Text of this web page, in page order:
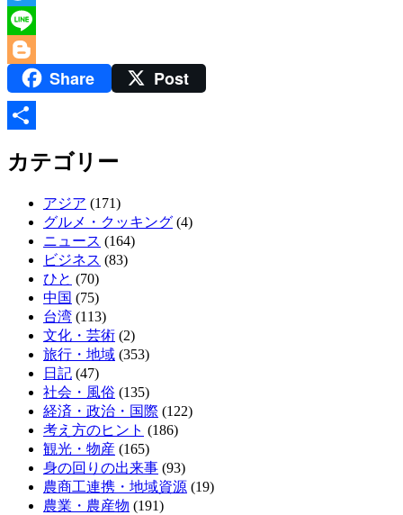
Twitter
Line
BloggerShare Post
有
カテゴリー
アジア (171)
グルメ・クッキング (4)
ニュース (164)
ビジネス (83)
ひと (70)
中国 (75)
台湾 (113)
文化・芸術 (2)
旅行・地域 (353)
日記 (47)
社会・風俗 (135)
経済・政治・国際 (122)
考え方のヒント (186)
観光・物産 (165)
身の回りの出来事 (93)
農商工連携・地域資源 (19)
農業・農産物 (191)